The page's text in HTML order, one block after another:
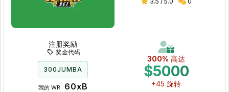
300% 高达
$5000
+45 旋转
注册奖励
奖金代码
300JUMBA
我的 WR: 60xB